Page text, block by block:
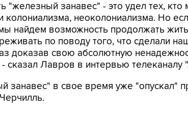
"железный занавес" - это удел тех,
колониализма, неоколониализма. Но
найдем возможность продолжать
по поводу того, что сделали
доказав свою абсолютную
- сказал Лавров в интервью
занавес" в свое время уже "опускал"